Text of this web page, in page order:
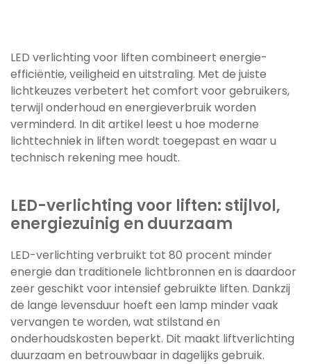
LED verlichting voor liften combineert energie-
efficiëntie, veiligheid en uitstraling. Met de juiste
lichtkeuzes verbetert het comfort voor gebruikers,
terwijl onderhoud en energieverbruik worden
verminderd. In dit artikel leest u hoe moderne
lichttechniek in liften wordt toegepast en waar u
technisch rekening mee houdt.
LED-verlichting voor liften: stijlvol,
energiezuinig en duurzaam
LED-verlichting verbruikt tot 80 procent minder
energie dan traditionele lichtbronnen en is daardoor
zeer geschikt voor intensief gebruikte liften. Dankzij
de lange levensduur hoeft een lamp minder vaak
vervangen te worden, wat stilstand en
onderhoudskosten beperkt. Dit maakt liftverlichting
duurzaam en betrouwbaar in dagelijks gebruik.